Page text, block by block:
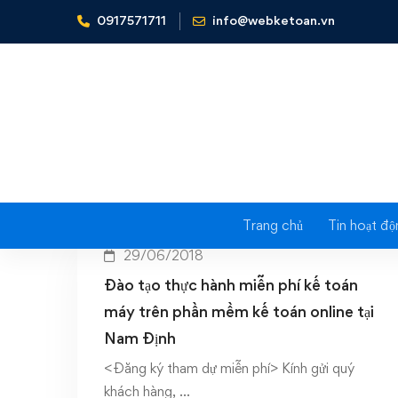
0917571711 info@webketoan.vn
Trang chủ Tin hoạt
Home Fast đào tạo miễn phí
29/06/2018
Đào tạo thực hành miễn phí kế toán
máy trên phần mềm kế toán online tại
Nam Định
<Đăng ký tham dự miễn phí> Kính gửi quý
khách hàng, …